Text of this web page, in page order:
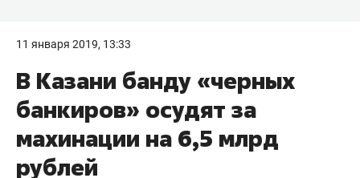
11 января 2019, 13:33
В Казани банду «черных
банкиров» осудят за
махинации на 6,5 млрд
рублей